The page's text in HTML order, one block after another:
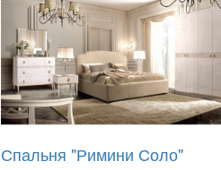
Спальня "Римини Соло"